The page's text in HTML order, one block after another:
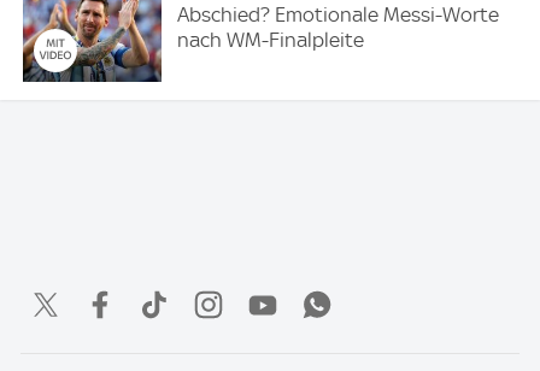
Abschied? Emotionale Messi-Worte
nach WM-Finalpleite